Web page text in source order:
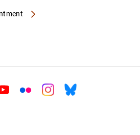
FlickrInstagram
Bluesky